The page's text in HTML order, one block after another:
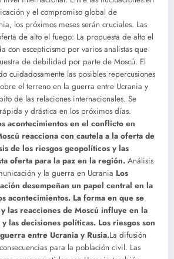
y el compromiso global de
los próximos meses serán cruciales. Las
de alto el fuego: La propuesta de alto el
con escepticismo por varios analistas que
de debilidad por parte de Moscú. El
cuidadosamente las posibles repercusiones
el terreno en la guerra entre Ucrania y
de las relaciones internacionales. Se
y drástica en los próximos días.
acontecimientos en el conflicto en
reacciona con cautela a la oferta de
de los riesgos geopolíticos y las
oferta para la paz en la región. Análisis
y la guerra en Ucrania Los
desempeñan un papel central en la
acontecimientos. La forma en que se
las reacciones de Moscú influye en la
las decisiones políticas. Los riesgos son
entre Ucrania y Rusia.La difusión
para la población civil. Las